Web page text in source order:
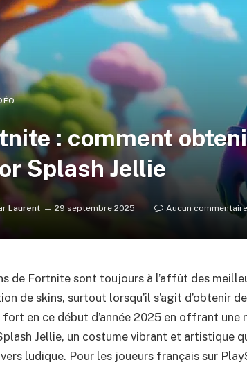
: comment
Splash Jellie
Laurent 29 septembre 2025 Aucun commentaire
de Fortnite sont toujours à l’affût des
de skins, surtout lorsqu’il s’agit d’obtenir
en ce début d’année 2025 en offrant
Jellie, un costume vibrant et artistique
ludique. Pour les joueurs français sur